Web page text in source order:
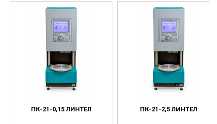
ПК-21-0,15 ЛИНТЕЛ ПК-21-2,5 ЛИНТЕЛ